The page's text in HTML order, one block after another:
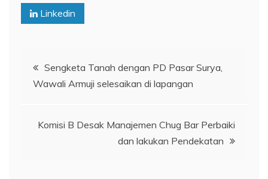
Linkedin
Navigasi
pos
Sengketa Tanah dengan PD Pasar Surya,
Wawali Armuji selesaikan di lapangan
Komisi B Desak Manajemen Chug Bar Perbaiki
dan lakukan Pendekatan